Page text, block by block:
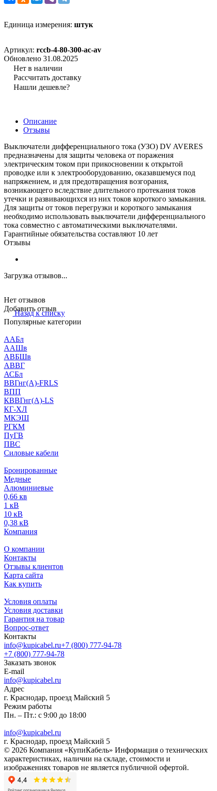
Единица измерения: штук
Артикул: rccb-4-80-300-ac-av
Обновлено 31.08.2025
Нет в наличии
Рассчитать доставку
Нашли дешевле?
Описание
Отзывы
Выключатели дифференциального тока (УЗО) DV AVERES
предназначены для защиты человека от поражения
электрическим током при прикосновении к открытой
проводке или к электрооборудованию, оказавшемуся под
напряжением, и для предотвращения возгорания,
возникающего вследствие длительного протекания токов
утечки и развивающихся из них токов короткого замыкания.
Для защиты от токов перегрузки и короткого замыкания
необходимо использовать выключатели дифференциального
тока совместно с автоматическими выключателями.
Гарантийные обязательства составляют 10 лет
Отзывы
Загрузка отзывов...
Нет отзывов
Добавить отзыв
Назад к списку
Популярные категории
ААБл
ААШв
АВБШв
АВВГ
АСБл
ВВГнг(А)-FRLS
ВПП
КВВГнг(А)-LS
КГ-ХЛ
МКЭШ
РГКМ
ПуГВ
ПВС
Силовые кабели
Бронированные
Медные
Алюминиевые
0,66 кв
1 кВ
10 кВ
0,38 кВ
Компания
О компании
Контакты
Отзывы клиентов
Карта сайта
Как купить
Условия оплаты
Условия доставки
Гарантия на товар
Вопрос-ответ
Контакты
info@kupicabel.ru+7 (800) 777-94-78
+7 (800) 777-94-78
Заказать звонок
E-mail
info@kupicabel.ru
Адрес
г. Краснодар, проезд Майский 5
Режим работы
Пн. – Пт.: с 9:00 до 18:00
info@kupicabel.ru
г. Краснодар, проезд Майский 5
© 2026 Компания «КупиКабель» Информация о технических
характеристиках, наличии на складе, стоимости и
изображениях товаров не является публичной офертой.